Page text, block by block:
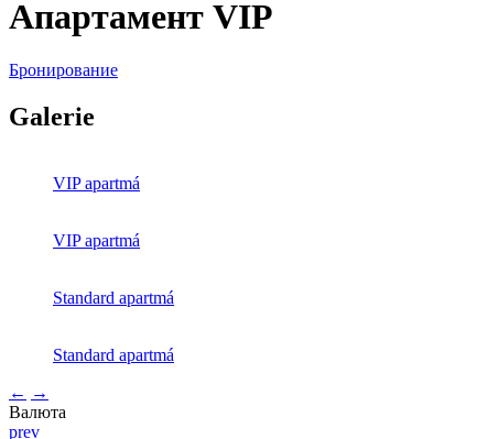
Апартамент VIP
Бронирование
Galerie
VIP apartmá
VIP apartmá
Standard apartmá
Standard apartmá
← →
Валюта
prev